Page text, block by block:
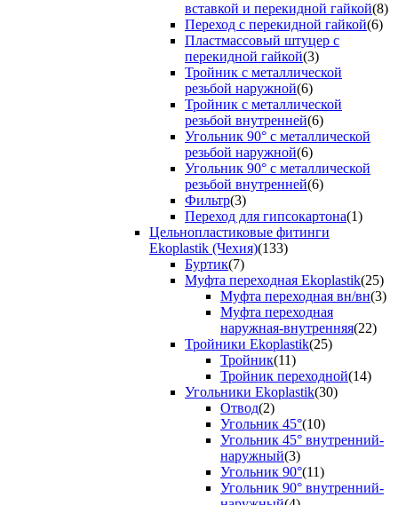
вставкой и перекидной гайкой(8)
Переход с перекидной гайкой(6)
Пластмассовый штуцер с
перекидной гайкой(3)
Тройник с металлической
резьбой наружной(6)
Тройник с металлической
резьбой внутренней(6)
Угольник 90° с металлической
резьбой наружной(6)
Угольник 90° с металлической
резьбой внутренней(6)
Фильтр(3)
Переход для гипсокартона(1)
Цельнопластиковые фитинги
Ekoplastik (Чехия)(133)
Буртик(7)
Муфта переходная Ekoplastik(25)
Муфта переходная вн/вн(3)
Муфта переходная
наружная-внутренняя(22)
Тройники Ekoplastik(25)
Тройник(11)
Тройник переходной(14)
Угольники Ekoplastik(30)
Отвод(2)
Угольник 45°(10)
Угольник 45° внутренний-
наружный(3)
Угольник 90°(11)
Угольник 90° внутренний-